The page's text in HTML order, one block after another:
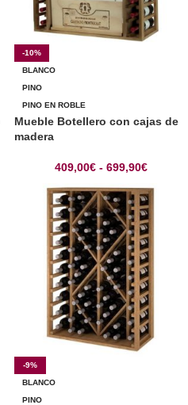
-10%
BLANCO
PINO
PINO EN ROBLE
Mueble Botellero con cajas de
madera
409,00€ - 699,90€
-9%
BLANCO
PINO